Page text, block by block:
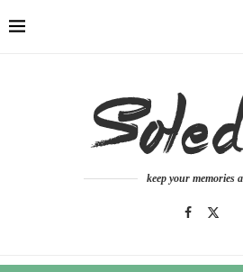
keep your memories